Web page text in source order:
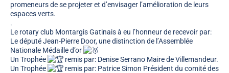
promeneurs de se projeter et d’envisager l’amélioration de leurs
espaces verts.
.
Le rotary club Montargis Gatinais à eu l’honneur de recevoir par:
Le député Jean-Pierre Door, une distinction de l’Assemblée
Nationale Médaille d’or
Un Trophée
remis par: Denise Serrano Maire de Villemandeur.
Un Trophée
remis par: Patrice Simon Président du comité des